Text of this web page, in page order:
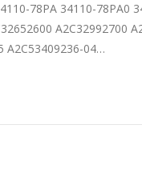
78PA 34110-78PA0
A2C32992700
A2C53409236-04…